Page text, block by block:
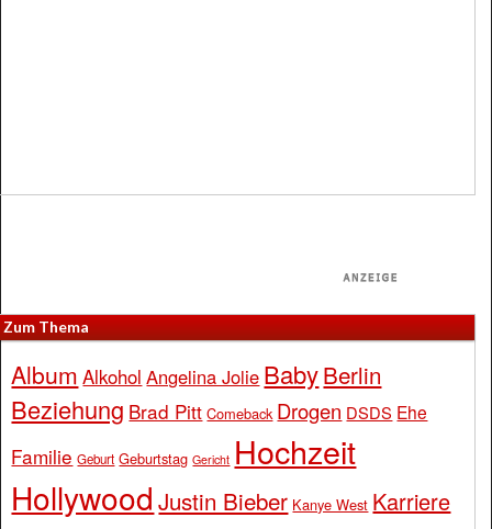
Zum Thema
Album Alkohol Angelina Jolie BabyBerlin
Beziehung Brad Pitt Comeback Drogen DSDS Ehe
Familie Geburt Geburtstag Gericht Hochzeit
Hollywood Justin Bieber Kanye West Karriere